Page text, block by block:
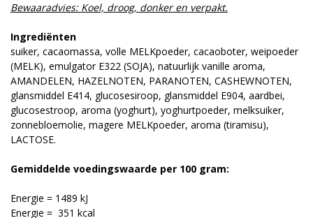
Bewaaradvies: Koel, droog, donker en verpakt.
Ingrediënten
suiker, cacaomassa, volle MELKpoeder, cacaoboter, weipoeder
(MELK), emulgator E322 (SOJA), natuurlijk vanille aroma,
AMANDELEN, HAZELNOTEN, PARANOTEN, CASHEWNOTEN,
glansmiddel E414, glucosesiroop, glansmiddel E904, aardbei,
glucosestroop, aroma (yoghurt), yoghurtpoeder, melksuiker,
zonnebloemolie, magere MELKpoeder, aroma (tiramisu),
LACTOSE.
Gemiddelde voedingswaarde per 100 gram:
Energie = 1489 kJ
Energie = 351 kcal